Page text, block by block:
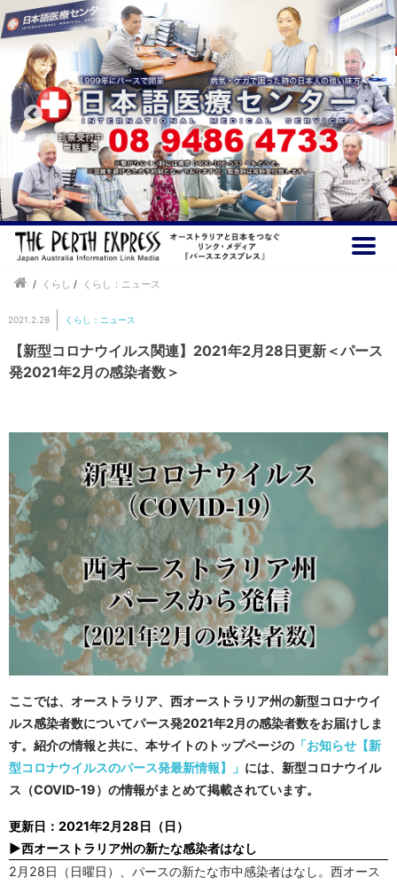
/ くらし / くらし：ニュース
2021.2.28 くらし：ニュース
【新型コロナウイルス関連】2021年2月28日更新＜パース
発2021年2月の感染者数＞
ここでは、オーストラリア、西オーストラリア州の新型コロナウイ
ルス感染者数についてパース発2021年2月の感染者数をお届けしま
す。紹介の情報と共に、本サイトのトップページの 「お知らせ【新
型コロナウイルスのパース発最新情報】」 には、新型コロナウイル
ス（COVID-19）の情報がまとめて掲載されています。
更新日：2021年2月28日（日）
▶西オーストラリア州の新たな感染者はなし
2月28日（日曜日）、パースの新たな市中感染者はなし。西オース